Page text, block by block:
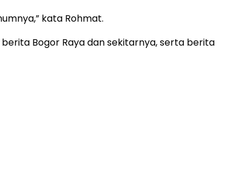
kata Rohmat.
Bogor Raya dan sekitarnya, serta berita